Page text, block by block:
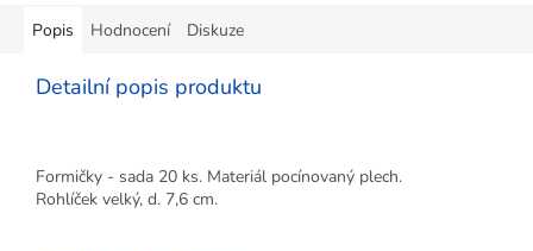
Popis Hodnocení Diskuze
Detailní popis produktu
Formičky - sada 20 ks. Materiál pocínovaný plech.
Rohlíček velký, d. 7,6 cm.